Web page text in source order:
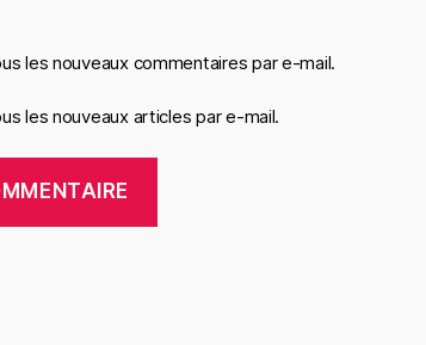
les nouveaux commentaires par e-mail.
les nouveaux articles par e-mail.